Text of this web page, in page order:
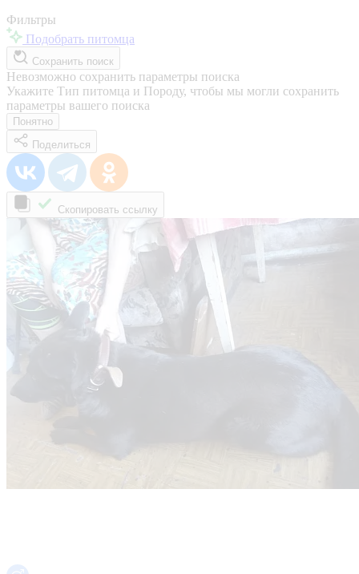
Фильтры
Подобрать питомца
Сохранить поиск
Невозможно сохранить параметры поиска
Укажите Тип питомца и Породу, чтобы мы могли сохранить
параметры вашего поиска
Понятно
Поделиться
Скопировать ссылку